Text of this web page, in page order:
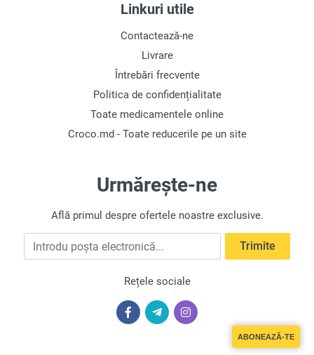
Linkuri utile
Contactează-ne
Livrare
Întrebări frecvente
Politica de confidențialitate
Toate medicamentele online
Croco.md - Toate reducerile pe un site
Urmărește-ne
Află primul despre ofertele noastre exclusive.
Introdu poșta electronică Trimite
Rețele sociale
ABONEAZĂ-TE